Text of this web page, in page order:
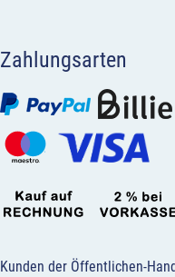
Zahlungsarten
Kunden der Öffentlichen-Hand